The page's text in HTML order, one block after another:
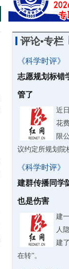
评论•专栏
《科学时评》
志愿规划标错
管了
近
花
限
议约定所规划院
《科学时评》
建群传播同学
也是伤害
建
人
建
在转”。